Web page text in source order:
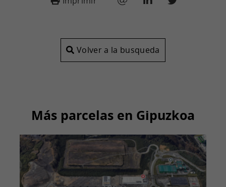
Volver a la busqueda
Más parcelas en Gipuzkoa